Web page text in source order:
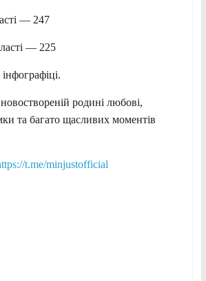
— 247
— 225
родині любові,
та багато щасливих моментів
t.me/minjustofficial